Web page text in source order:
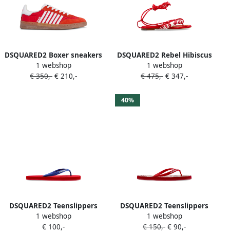
DSQUARED2 Boxer sneakers
Rood
1 webshop
€ 350,- € 210,-
DSQUARED2 Rebel Hibiscus
sandalen Rood
1 webshop
€ 475,- € 347,-
DSQUARED2 Teenslippers
met logo-bandje Rood
1 webshop
€ 100,-
40%
DSQUARED2 Teenslippers
met logoprint Rood
1 webshop
€ 150,- € 90,-